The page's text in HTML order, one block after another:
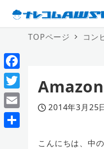
TOPページ コン
投稿日
2014年3月25
こんにちは、中の
F
a
c
e
T
w
i
E